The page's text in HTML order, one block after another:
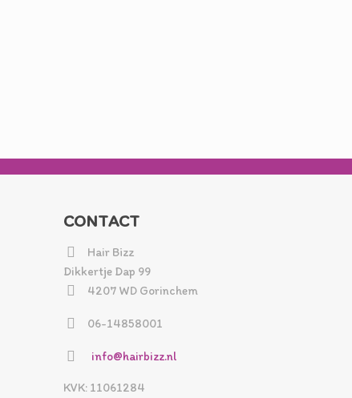
CONTACT
Hair Bizz
Dikkertje Dap 99
4207 WD Gorinchem
06-14858001
info@hairbizz.nl
KVK: 11061284